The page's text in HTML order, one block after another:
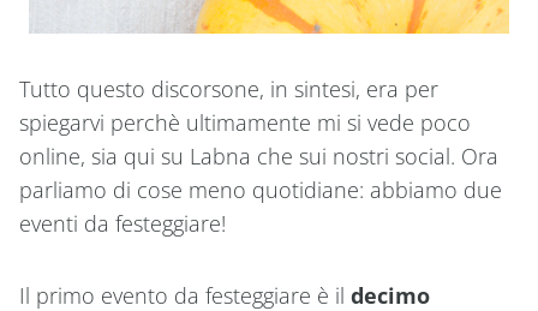
Tutto questo discorsone, in sintesi, era per
spiegarvi perchè ultimamente mi si vede poco
online, sia qui su Labna che sui nostri social. Ora
parliamo di cose meno quotidiane: abbiamo due
eventi da festeggiare!
Il primo evento da festeggiare è il decimo